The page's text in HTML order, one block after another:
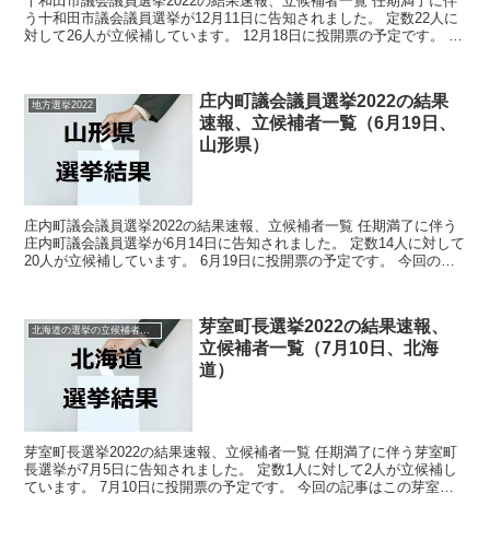
う十和田市議会議員選挙が12月11日に告知されました。 定数22人に
対して26人が立候補しています。 12月18日に投開票の予定です。 今
地方選挙2022
庄内町議会議員選挙2022の結果
速報、立候補者一覧（6月19日、
山形県）
庄内町議会議員選挙2022の結果速報、立候補者一覧 任期満了に伴う
庄内町議会議員選挙が6月14日に告知されました。 定数14人に対して
20人が立候補しています。 6月19日に投開票の予定です。 今回の記
北海道の選挙の立候補者と結果速報一覧
芽室町長選挙2022の結果速報、
立候補者一覧（7月10日、北海
道）
芽室町長選挙2022の結果速報、立候補者一覧 任期満了に伴う芽室町
長選挙が7月5日に告知されました。 定数1人に対して2人が立候補し
ています。 7月10日に投開票の予定です。 今回の記事はこの芽室町